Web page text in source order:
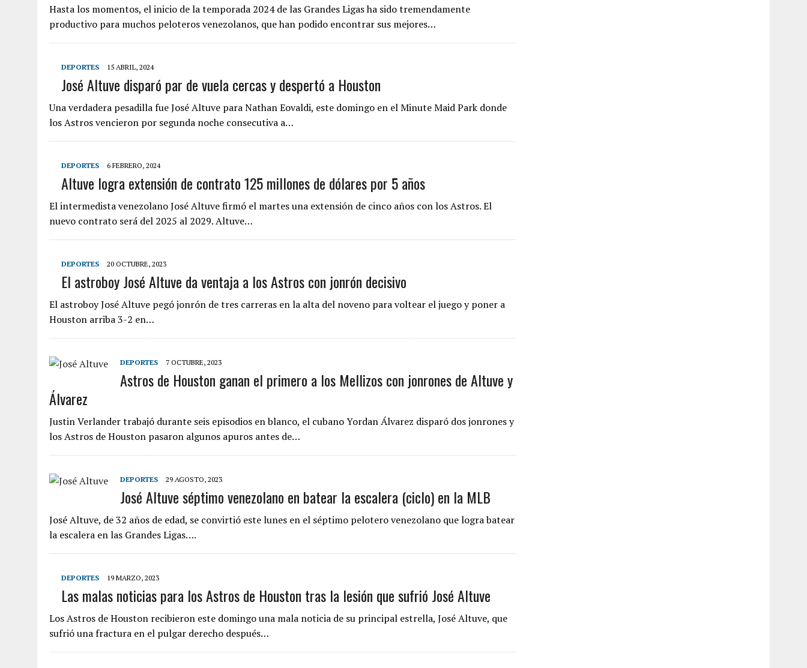
Hasta los momentos, el inicio de la temporada 2024 de las Grandes Ligas ha sido tremendamente
productivo para muchos peloteros venezolanos, que han podido encontrar sus mejores…
DEPORTES 15 ABRIL, 2024
José Altuve disparó par de vuela cercas y despertó a Houston
Una verdadera pesadilla fue José Altuve para Nathan Eovaldi, este domingo en el Minute Maid Park donde
los Astros vencieron por segunda noche consecutiva a…
DEPORTES 6 FEBRERO, 2024
Altuve logra extensión de contrato 125 millones de dólares por 5 años
El intermedista venezolano José Altuve firmó el martes una extensión de cinco años con los Astros. El
nuevo contrato será del 2025 al 2029. Altuve…
DEPORTES 20 OCTUBRE, 2023
El astroboy José Altuve da ventaja a los Astros con jonrón decisivo
El astroboy José Altuve pegó jonrón de tres carreras en la alta del noveno para voltear el juego y poner a
Houston arriba 3-2 en…
DEPORTES 7 OCTUBRE, 2023
Astros de Houston ganan el primero a los Mellizos con jonrones de Altuve y
Álvarez
Justin Verlander trabajó durante seis episodios en blanco, el cubano Yordan Álvarez disparó dos jonrones y
los Astros de Houston pasaron algunos apuros antes de…
DEPORTES 29 AGOSTO, 2023
José Altuve séptimo venezolano en batear la escalera (ciclo) en la MLB
José Altuve, de 32 años de edad, se convirtió este lunes en el séptimo pelotero venezolano que logra batear
la escalera en las Grandes Ligas….
DEPORTES 19 MARZO, 2023
Las malas noticias para los Astros de Houston tras la lesión que sufrió José Altuve
Los Astros de Houston recibieron este domingo una mala noticia de su principal estrella, José Altuve, que
sufrió una fractura en el pulgar derecho después…